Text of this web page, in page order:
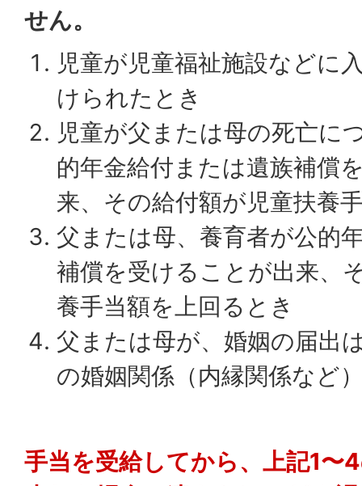
せん。
児童が児童福祉施設などに
けられたとき
児童が父または母の死亡に
的年金給付または遺族補償
来、その給付額が児童扶養
父または母、養育者が公的
補償を受けることが出来、
養手当額を上回るとき
父または母が、婚姻の届出
の婚姻関係（内縁関係など
手当を受給してから、上記1〜